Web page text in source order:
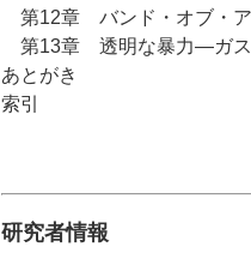
第12章 バンド・オブ・ア
第13章 透明な暴力―ガス
あとがき
索引
研究者情報